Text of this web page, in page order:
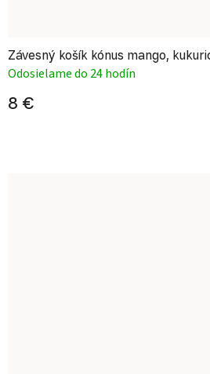
Závesný košík kónus mango,
Odosielame do 24 hodín
8 €